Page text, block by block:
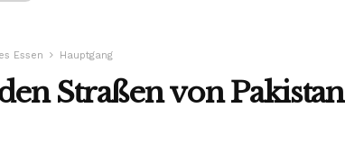
Essen Hauptgang
Straßen von Pakistan